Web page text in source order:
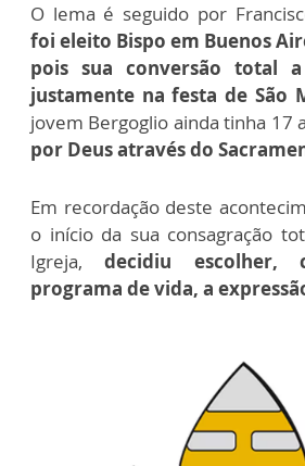
O lema é seguido por
foi eleito Bispo em Buenos
pois sua conversão total
justamente na festa de São
jovem Bergoglio ainda tinha 17
por Deus através do
Em recordação deste
o início da sua consagração
Igreja,decidiu
programa de vida, a